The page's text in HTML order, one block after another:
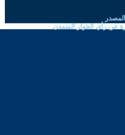
عن رأي الحوار المتمدن